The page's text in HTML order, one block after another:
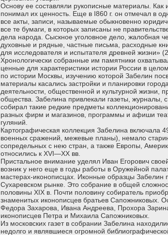
Основу ее составляли рукописные материалы. Как
понимал их ценность. Еще в I860 г. он отмечал в
все акты, записи, называемые обыкновенно
все те бумаги, в которых записаны не
дела народа. Сыскное уголовное дело, жалобная
духовные и рядные, частные письма, расходные
для исследователя и испытателя древней жизни»
Хронологически собранные им памятники
ценные для характеристики истории России в
по истории Москвы, изучению которой Забелин
материалы касались застройки и планировки
деятельности, общественной и культурной жизни,
общества. Забелина привлекали газеты, журналы,
собирал такие редкие предметы
разных фирм и магазинов, программы и афиши
гуляний.
Картографическая коллекция Забелина включала
военных сражений, межевые планы), немало
сопредельных с нею стран, а также Европы,
относились к XVI—XX вв.
Пристальное внимание уделял Иван Егорович
возник у него еще в годы работы в Оружейной
мастерах-иконописцах. Иконные образцы Забелин
Сухаревском рынке. Это собрание в общей
половины XIX в. Почти половину собиратель
знаменитых иконописцев братьев Сапожниковых.
Федора Захарова, Ивана Андреева, Прохора
иконописцев Петра и Михаила Сапожниковых.
Из московских газет в собрании Забелина
недолго и являвшиеся огромной